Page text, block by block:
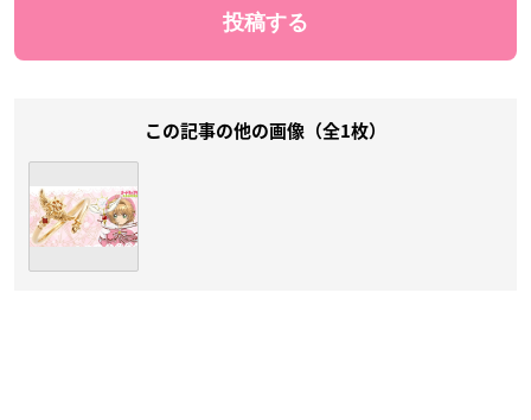
この記事の他の画像（全1枚）